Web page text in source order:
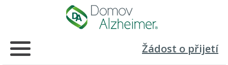
Žádost o přijetí